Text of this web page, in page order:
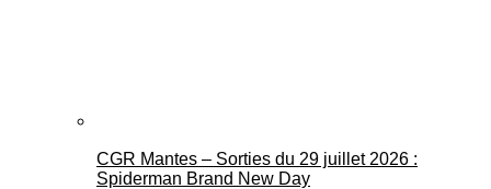
CGR Mantes – Sorties du 29 juillet 2026 :
Spiderman Brand New Day